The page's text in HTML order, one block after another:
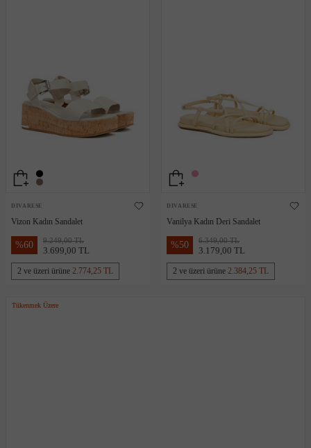
DIVARESE
Vizon Kadın Sandalet
%60 9.249,00 TL
3.699,00 TL
2 ve üzeri ürüne 2.774,25 TL
DIVARESE
Vanilya Kadın Deri Sandalet
%50 6.349,00 TL
3.179,00 TL
2 ve üzeri ürüne 2.384,25 TL
Tükenmek Üzere